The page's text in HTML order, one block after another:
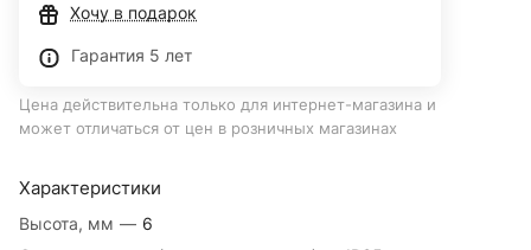
Характеристики
Высота, мм — 6
Хочу в подарок
Гарантия 5 лет
Цена действительна только для интернет-магазина и
может отличаться от цен в розничных магазинах